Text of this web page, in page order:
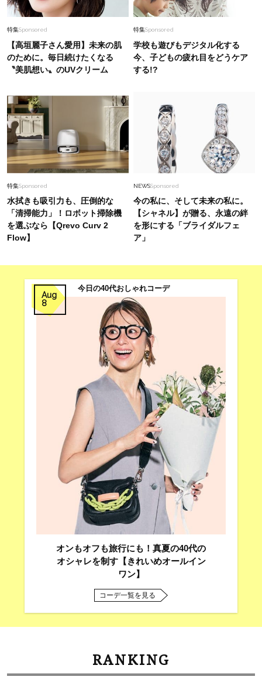
特集Sponsored
【高垣麗子さん愛用】未来の肌
のために。毎日続けたくなる
〝美肌想い〟のUVクリーム
特集Sponsored
学校も遊びもデジタル化する
今、子どもの疲れ目をどうケア
する!?
特集Sponsored
水拭きも吸引力も、圧倒的な
「清掃能力」！ロボット掃除機
を選ぶなら【Qrevo Curv 2
Flow】
NEWSSponsored
今の私に、そして未来の私に。
【シャネル】が贈る、永遠の絆
を形にする「ブライダルフェ
ア」
Aug
8
今日の40代おしゃれコーデ
オンもオフも旅行にも！真夏の40代の
オシャレを制す【きれいめオールイン
ワン】
コーデ一覧を見る
RANKING